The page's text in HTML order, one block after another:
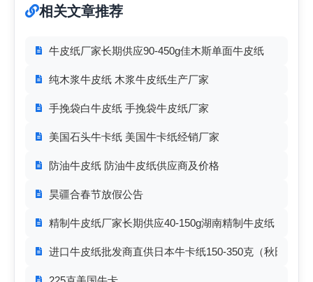
相关文章推荐
牛皮纸厂家长期供应90-450g佳木斯单面牛皮纸
纯木浆牛皮纸 木浆牛皮纸生产厂家
手挽袋白牛皮纸 手挽袋牛皮纸厂家
美国石头牛卡纸 美国牛卡纸经销厂家
防油牛皮纸 防油牛皮纸供应商及价格
昊疆合春节放假公告
精制牛皮纸厂家长期供应40-150g湖南精制牛皮纸
进口牛皮纸批发商直供日本牛卡纸150-350克（秋田、大